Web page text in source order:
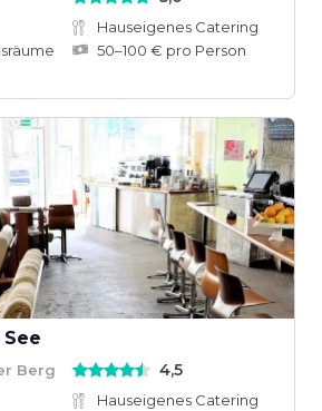
Hauseigenes Catering
50–100 € pro Person
Berg 4,5
Hauseigenes Catering